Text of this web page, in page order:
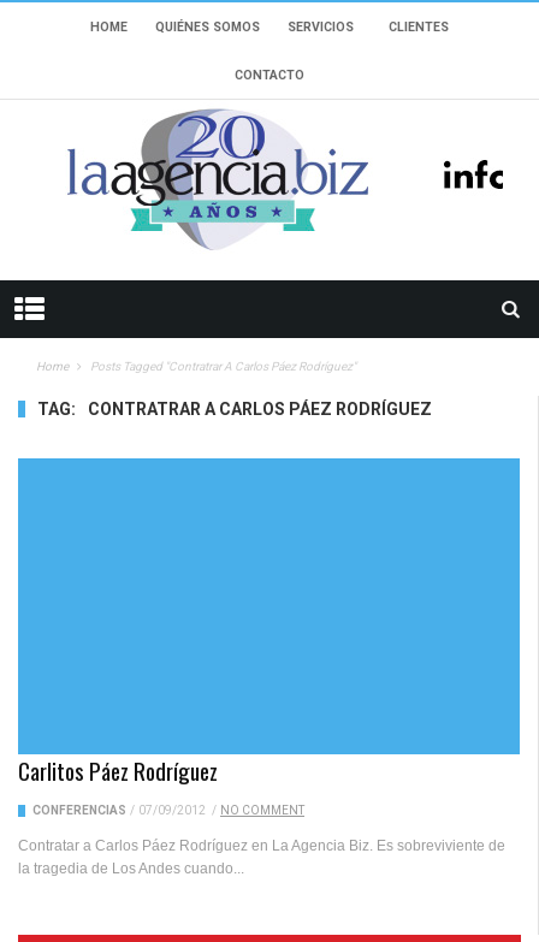
HOME QUIÉNES SOMOS SERVICIOS CLIENTES
CONTACTO
Home Posts Tagged "Contratrar A Carlos Páez Rodríguez"
TAG: CONTRATRAR A CARLOS PÁEZ RODRÍGUEZ
Carlitos Páez Rodríguez
CONFERENCIAS / 07/09/2012 / NO COMMENT
Contratar a Carlos Páez Rodríguez en La Agencia Biz. Es sobreviviente de
la tragedia de Los Andes cuando...